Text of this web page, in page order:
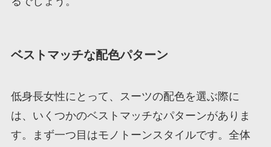
ベストマッチな配色パターン
低身長女性にとって、スーツの配色を選ぶ際に
は、いくつかのベストマッチなパターンがありま
す。まず一つ目はモノトーンスタイルです。全体